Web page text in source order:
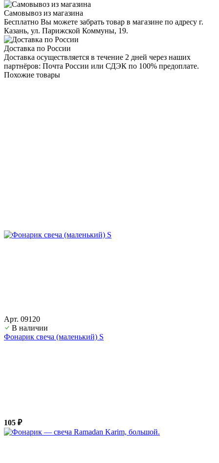
Самовывоз из магазина
Бесплатно Вы можете забрать товар в магазине по адресу г.
Казань, ул. Парижской Коммуны, 19.
Доставка по России
Доставка осуществляется в течение 2 дней через наших
партнёров: Почта России или СДЭК по 100% предоплате.
Похожие товары
Арт. 09120
В наличии
Фонарик свеча (маленький) S
105 ₽